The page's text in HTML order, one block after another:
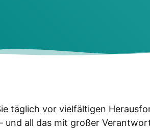
täg­lich vor viel­fäl­ti­gen
all das mit gro­ßer